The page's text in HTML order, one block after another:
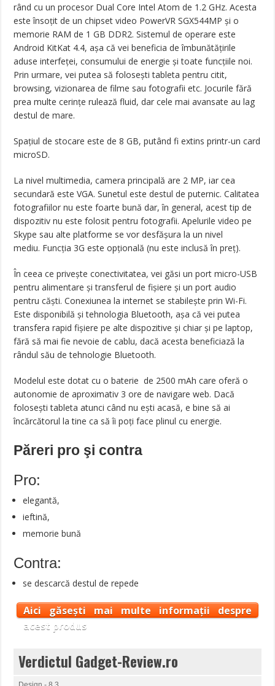
rând cu un procesor Dual Core Intel Atom de 1.2 GHz. Acesta
este însoțit de un chipset video PowerVR SGX544MP și o
memorie RAM de 1 GB DDR2. Sistemul de operare este
Android KitKat 4.4, așa că vei beneficia de îmbunătățirile
aduse interfeței, consumului de energie și toate funcțiile noi.
Prin urmare, vei putea să folosești tableta pentru citit,
browsing, vizionarea de filme sau fotografii etc. Jocurile fără
prea multe cerințe rulează fluid, dar cele mai avansate au lag
destul de mare.
Spațiul de stocare este de 8 GB, putând fi extins printr-un card
microSD.
La nivel multimedia, camera principală are 2 MP, iar cea
secundară este VGA. Sunetul este destul de puternic. Calitatea
fotografiilor nu este foarte bună dar, în general, acest tip de
dispozitiv nu este folosit pentru fotografii. Apelurile video pe
Skype sau alte platforme se vor desfășura la un nivel
mediu. Funcția 3G este opțională (nu este inclusă în preț).
În ceea ce privește conectivitatea, vei găsi un port micro-USB
pentru alimentare și transferul de fișiere și un port audio
pentru căști. Conexiunea la internet se stabilește prin Wi-Fi.
Este disponibilă și tehnologia Bluetooth, așa că vei putea
transfera rapid fișiere pe alte dispozitive și chiar și pe laptop,
fără să mai fie nevoie de cablu, dacă acesta beneficiază la
rândul său de tehnologie Bluetooth.
Modelul este dotat cu o baterie de 2500 mAh care oferă o
autonomie de aproximativ 3 ore de navigare web. Dacă
folosești tableta atunci când nu ești acasă, e bine să ai
încărcătorul la tine ca să îi poți face plinul cu energie.
Păreri pro şi contra
Pro:
elegantă,
ieftină,
memorie bună
Contra:
se descarcă destul de repede
Aici găsești mai multe informații despre
acest produs
Verdictul Gadget-Review.ro